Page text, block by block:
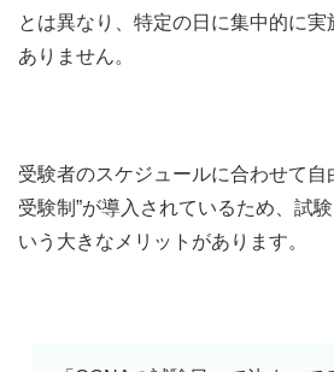
とは異なり、特定の日に集中的に
ありません。
受験者のスケジュールに合わせて自
受験制”が導入されているため、試
いう大きなメリットがあります。